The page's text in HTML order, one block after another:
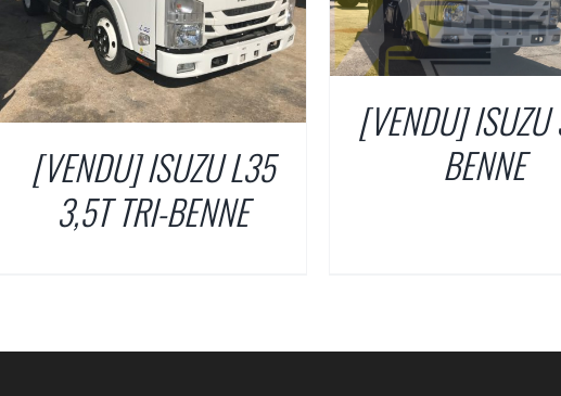
[VENDU] ISUZU L35
3,5T TRI-BENNE
[VENDU] ISUZU
BENNE